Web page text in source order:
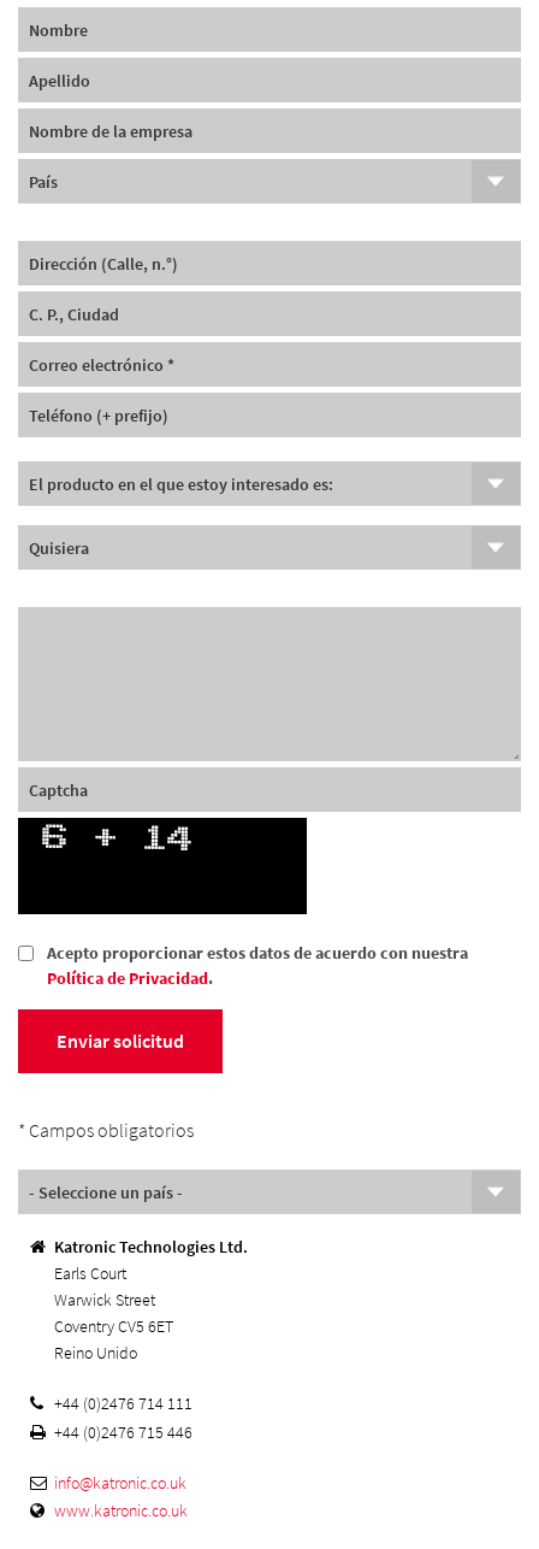
Acepto proporcionar estos datos de acuerdo con nuestra
Política de Privacidad.
* Campos obligatorios
Katronic Technologies Ltd.
Earls Court
Warwick Street
Coventry CV5 6ET
Reino Unido
+44 (0)2476 714 111
+44 (0)2476 715 446
info@katronic.co.uk
www.katronic.co.uk